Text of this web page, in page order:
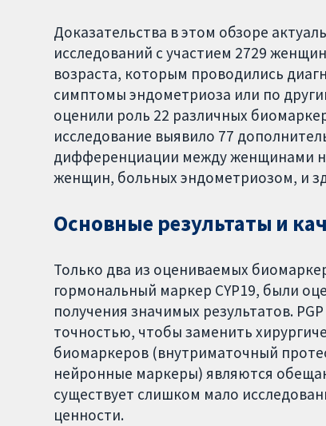
Доказательства в этом обзоре
исследований с участием 2729
возраста, которым проводились
симптомы эндометриоза или по
оценили роль 22 различных
исследование выявило 77
дифференциации между женщинами
женщин, больных эндометриозом, и
Основные результаты и
Только два из оцениваемых
гормональный маркер CYP19, были
получения значимых результатов.
точностью, чтобы заменить
биомаркеров (внутриматочный
нейронные маркеры) являются
существует слишком мало
ценности.